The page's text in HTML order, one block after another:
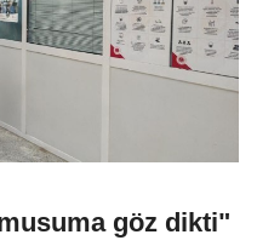
göz dikti"